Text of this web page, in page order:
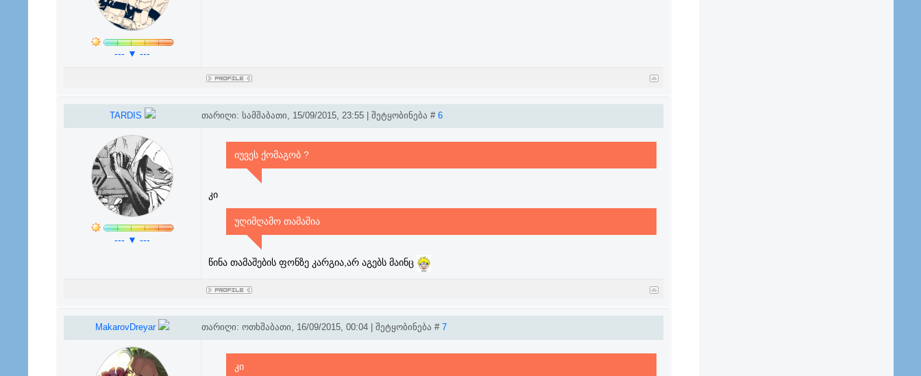
--- ▼ ---
TARDIS თარიღი: სამშაბათი, 15/09/2015, 23:55 | შეტყობინება # 6
--- ▼ ---
იუვეს ქომაგობ ?
კი
უღიმღამო თამაშია
წინა თამაშების ფონზე კარგია,არ აგებს მაინც
MakarovDreyar თარიღი: ოთხშაბათი, 16/09/2015, 00:04 | შეტყობინება # 7
კი